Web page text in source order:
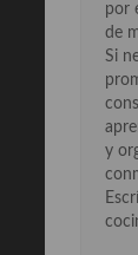
por
de
Si
y